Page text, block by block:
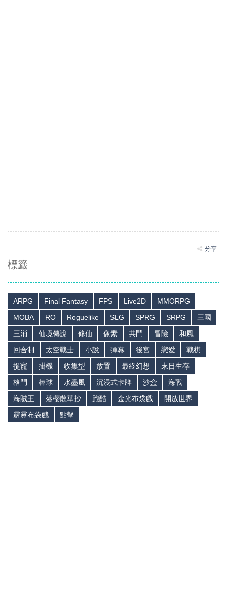
分享
標籤
ARPG Final Fantasy FPS Live2D
MMORPG
MOBA
RO Roguelike SLG SPRG SRPG
三國
三消
仙境傳說 修仙 像素 共鬥 冒險
和風
回合制
太空戰士 小說 彈幕 後宮 戀愛
戰棋
捉寵
掛機 收集型 放置 最終幻想
末日生存
格鬥
棒球 水墨風 沉浸式卡牌 沙盒
海戰
海賊王
落櫻散華抄 跑酷 金光布袋戲
開放世界
霹靂布袋戲
點擊